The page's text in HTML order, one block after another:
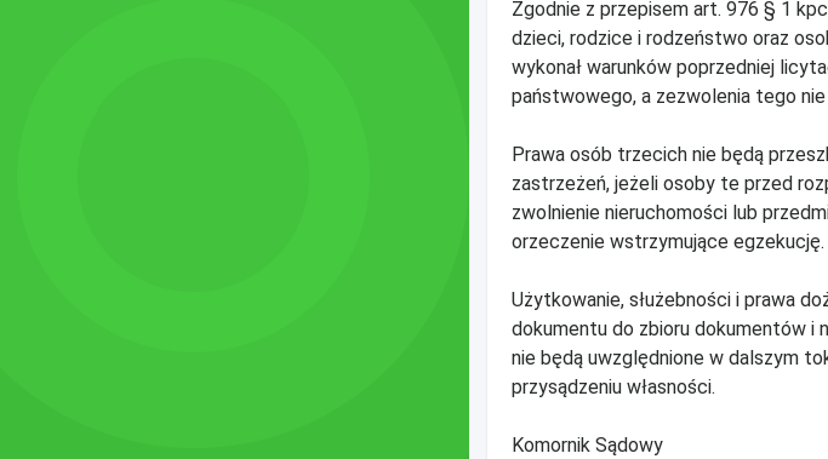
Zgodnie z przepisem art. 976 § 1
dzieci, rodzice i rodzeństwo oraz
wykonał warunków poprzedniej
państwowego, a zezwolenia tego nie
Prawa osób trzecich nie będą
zastrzeżeń, jeżeli osoby te przed
zwolnienie nieruchomości lub
orzeczenie wstrzymujące egzekucję.
Użytkowanie, służebności i prawa
dokumentu do zbioru dokumentów i
nie będą uwzględnione w dalszym
przysądzeniu własności.
Komornik Sądowy